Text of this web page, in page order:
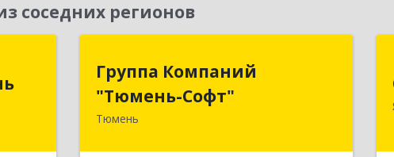
соседних регионов
г,
Группа Компаний
"Тюмень-Софт"
Тюмень
Группа Компаний
"Тюмень-Софт"
625048, Тюменская обл, Тюмень г,